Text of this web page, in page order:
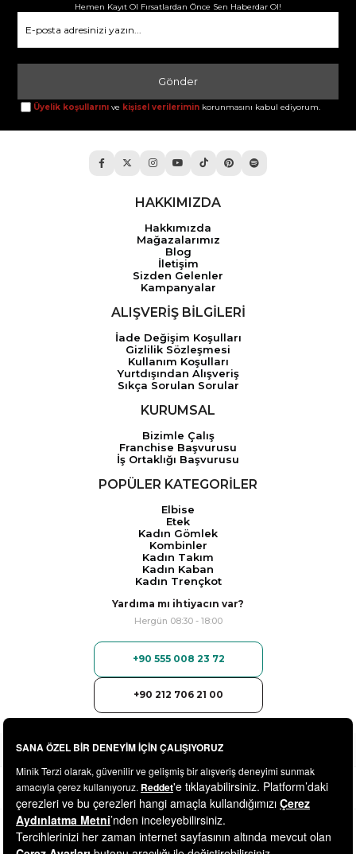
Hemen Kayıt Ol Fırsatlardan Önce Sen Haberdar Ol!
Gönder
Üyelik koşullarını ve kişisel verilerimin korunmasını kabul ediyorum.
HAKKIMIZDA
Hakkımızda
Mağazalarımız
Blog
İletişim
Sizden Gelenler
Kampanyalar
ALIŞVERİŞ BİLGİLERİ
İade Değişim Koşulları
Gizlilik Sözleşmesi
Kullanım Koşulları
Yurtdışından Alışveriş
Sıkça Sorulan Sorular
KURUMSAL
Bizimle Çalış
Franchise Başvurusu
İş Ortaklığı Başvurusu
POPÜLER KATEGORİLER
Elbise
Etek
Kadın Gömlek
Kombinler
Kadın Takım
Kadın Kaban
Kadın Trençkot
Yardıma mı ihtiyacın var?
Hergün 08:30 - 18:00
+90 555 008 23 72
+90 212 706 21 00
© 2025minikterzi.com - Tüm Hakları Saklıdır.